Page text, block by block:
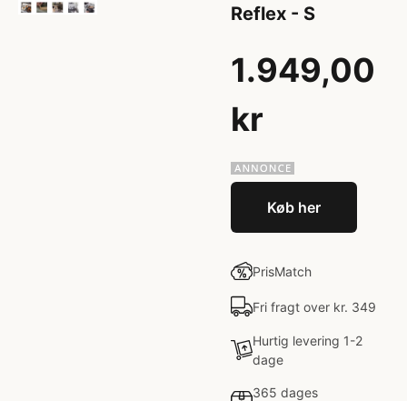
Reflex - S
1.949,00
kr
Køb her
PrisMatch
Fri fragt over kr. 349
Hurtig levering 1-2
dage
365 dages